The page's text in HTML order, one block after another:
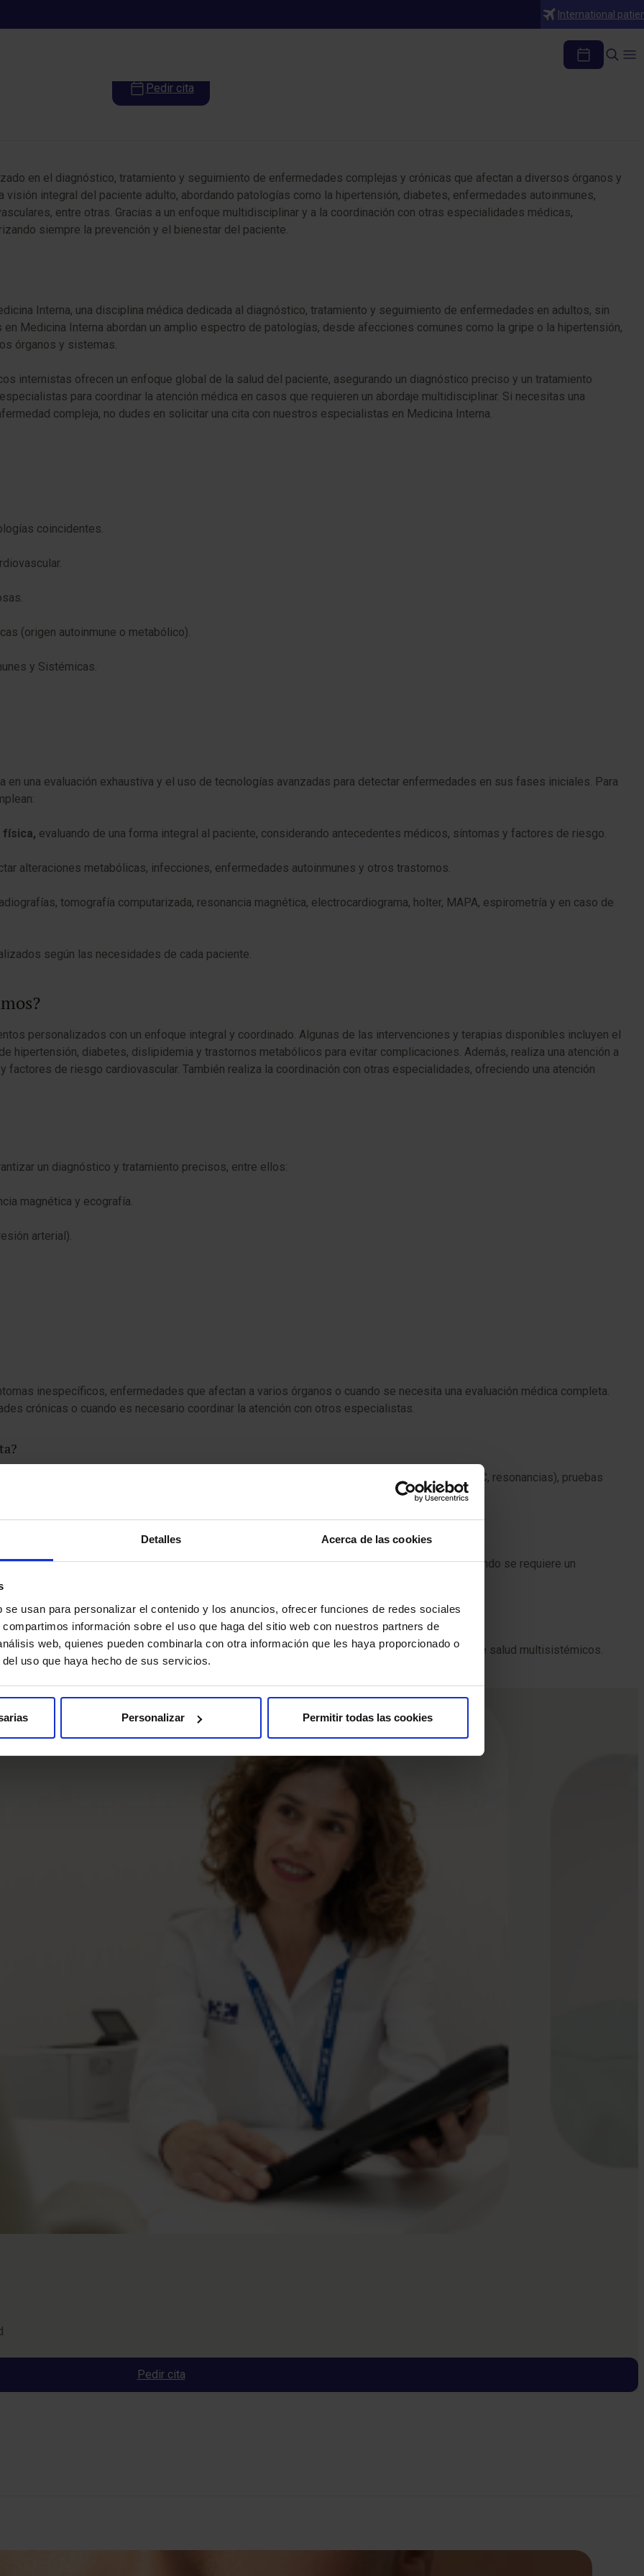
Detalles Acerca de las cookies
usan para personalizar el contenido y los anuncios, ofrecer funciones de redes sociales
información sobre el uso que haga del sitio web con nuestros partners de
web, quienes pueden combinarla con otra información que les haya proporcionado o
uso que haya hecho de sus servicios.
Personalizar Permitir todas las cookies
International
Medicina Interna
Pedir cita
en el diagnóstico, tratamiento y seguimiento de enfermedades complejas y crónicas que afectan a diversos órganos y
integral del paciente adulto, abordando patologías como la hipertensión, diabetes, enfermedades autoinmunes,
entre otras. Gracias a un enfoque multidisciplinar y a la coordinación con otras especialidades médicas,
siempre la prevención y el bienestar del paciente.
Interna, una disciplina médica dedicada al diagnóstico, tratamiento y seguimiento de enfermedades en adultos, sin
Medicina Interna abordan un amplio espectro de patologías, desde afecciones comunes como la gripe o la hipertensión,
órganos y sistemas.
internistas ofrecen un enfoque global de la salud del paciente, asegurando un diagnóstico preciso y un tratamiento
para coordinar la atención médica en casos que requieren un abordaje multidisciplinar. Si necesitas una
compleja, no dudes en solicitar una cita con nuestros especialistas en Medicina Interna.
coincidentes.
(origen autoinmune o metabólico).
y Sistémicas.
una evaluación exhaustiva y el uso de tecnologías avanzadas para detectar enfermedades en sus fases iniciales. Para
física, evaluando de una forma integral al paciente, considerando antecedentes médicos, síntomas y factores de riesgo.
alteraciones metabólicas, infecciones, enfermedades autoinmunes y otros trastornos.
tomografía computarizada, resonancia magnética, electrocardiograma, holter, MAPA, espirometría y en caso de
según las necesidades de cada paciente.
personalizados con un enfoque integral y coordinado. Algunas de las intervenciones y terapias disponibles incluyen el
hipertensión, diabetes, dislipidemia y trastornos metabólicos para evitar complicaciones. Además, realiza una atención a
de riesgo cardiovascular. También realiza la coordinación con otras especialidades, ofreciendo una atención
un diagnóstico y tratamiento precisos, entre ellos:
magnética y ecografía.
arterial).
inespecíficos, enfermedades que afectan a varios órganos o cuando se necesita una evaluación médica completa.
crónicas o cuando es necesario coordinar la atención con otros especialistas.
según el caso, como análisis de sangre, estudios de imagen (radiografías, ecografías, TAC, resonancias), pruebas
de cabecera?
primaria, proporcionando un enfoque multidisciplinar en enfermedades complejas o cuando se requiere un
Interna atiende a cualquier persona adulta con enfermedades crónicas o problemas de salud multisistémicos.
Pedir cita